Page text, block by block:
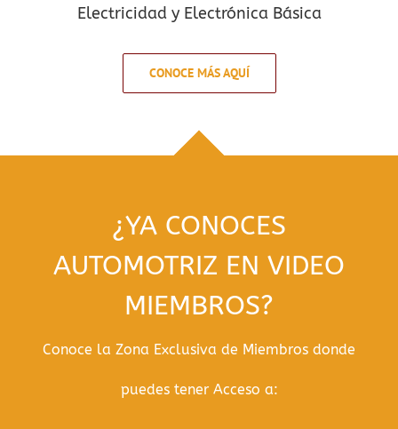
Electricidad y Electrónica Básica
CONOCE MÁS AQUÍ
¿YA CONOCES
AUTOMOTRIZ EN VIDEO
MIEMBROS?
Conoce la Zona Exclusiva de Miembros donde
puedes tener Acceso a: